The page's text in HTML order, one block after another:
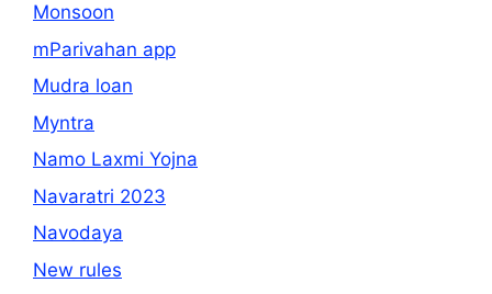
Monsoon
mParivahan app
Mudra loan
Myntra
Namo Laxmi Yojna
Navaratri 2023
Navodaya
New rules